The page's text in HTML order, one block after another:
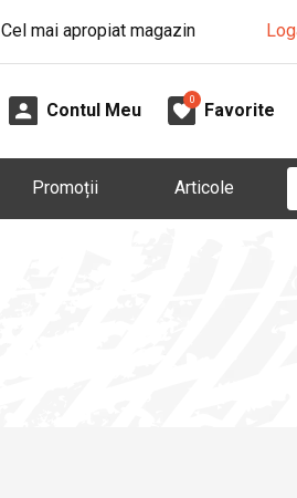
Cel mai apropiat magazin
Contul Meu
0
Favorite
Promoții Articole